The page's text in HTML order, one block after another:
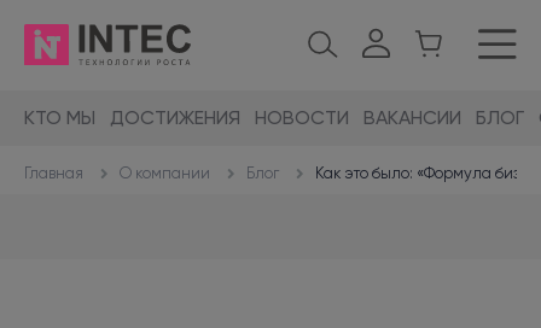
КТО МЫ ДОСТИЖЕНИЯ НОВОСТИ ВАКАНСИИ БЛОГ
Главная О компании Блог Как это было: «Формула